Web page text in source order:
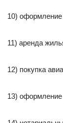
10)
11) аренда
12) покупка
13)